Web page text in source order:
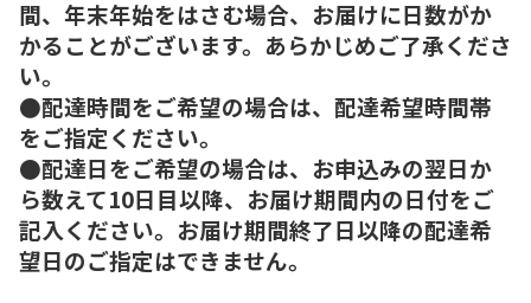
間、年末年始をはさむ場合、お届けに日数がか
かることがございます。あらかじめご了承くださ
い。
●配達時間をご希望の場合は、配達希望時間帯
をご指定ください。
●配達日をご希望の場合は、お申込みの翌日か
ら数えて10日目以降、お届け期間内の日付をご
記入ください。お届け期間終了日以降の配達希
望日のご指定はできません。